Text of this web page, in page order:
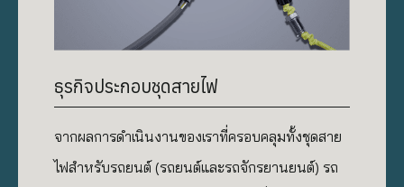
ธุรกิจประกอบชุดสายไฟ
จากผลการดำเนินงานของเราที่ครอบคลุมทั้งชุดสาย
ไฟสำหรับรถยนต์ (รถยนต์และรถจักรยานยนต์) รถ